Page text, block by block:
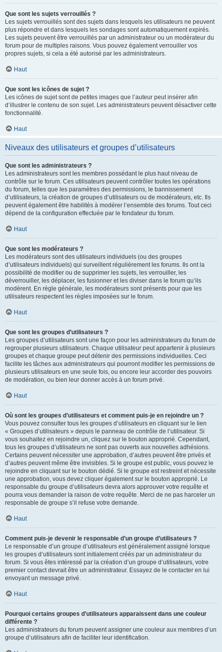
Que sont les sujets verrouillés ?
Les sujets verrouillés sont des sujets dans lesquels les utilisateurs ne peuvent
plus répondre et dans lesquels les sondages sont automatiquement expirés.
Les sujets peuvent être verrouillés par un administrateur ou un modérateur du
forum pour de multiples raisons. Vous pouvez également verrouiller vos
propres sujets, si cela a été autorisé par les administrateurs.
Haut
Que sont les icônes de sujet ?
Les icônes de sujet sont de petites images que l’auteur peut insérer afin
d’illustrer le contenu de son sujet. Les administrateurs peuvent désactiver cette
fonctionnalité.
Haut
Niveaux des utilisateurs et groupes d’utilisateurs
Que sont les administrateurs ?
Les administrateurs sont les membres possédant le plus haut niveau de
contrôle sur le forum. Ces utilisateurs peuvent contrôler toutes les opérations
du forum, telles que les paramètres des permissions, le bannissement
d’utilisateurs, la création de groupes d’utilisateurs ou de modérateurs, etc. Ils
peuvent également être habilités à modérer l’ensemble des forums. Tout ceci
dépend de la configuration effectuée par le fondateur du forum.
Haut
Que sont les modérateurs ?
Les modérateurs sont des utilisateurs individuels (ou des groupes
d’utilisateurs individuels) qui surveillent régulièrement les forums. Ils ont la
possibilité de modifier ou de supprimer les sujets, les verrouiller, les
déverrouiller, les déplacer, les fusionner et les diviser dans le forum qu’ils
modèrent. En règle générale, les modérateurs sont présents pour que les
utilisateurs respectent les règles imposées sur le forum.
Haut
Que sont les groupes d’utilisateurs ?
Les groupes d’utilisateurs sont une façon pour les administrateurs du forum de
regrouper plusieurs utilisateurs. Chaque utilisateur peut appartenir à plusieurs
groupes et chaque groupe peut détenir des permissions individuelles. Ceci
facilite les tâches aux administrateurs qui pourront modifier les permissions de
plusieurs utilisateurs en une seule fois, ou encore leur accorder des pouvoirs
de modération, ou bien leur donner accès à un forum privé.
Haut
Où sont les groupes d’utilisateurs et comment puis-je en rejoindre un ?
Vous pouvez consulter tous les groupes d’utilisateurs en cliquant sur le lien
« Groupes d’utilisateurs » depuis le panneau de contrôle de l’utilisateur. Si
vous souhaitez en rejoindre un, cliquez sur le bouton approprié. Cependant,
tous les groupes d’utilisateurs ne sont pas ouverts aux nouvelles adhésions.
Certains peuvent nécessiter une approbation, d’autres peuvent être privés et
d’autres peuvent même être invisibles. Si le groupe est public, vous pouvez le
rejoindre en cliquant sur le bouton dédié. Si le groupe est restreint et nécessite
une approbation, vous devez cliquer également sur le bouton approprié. Le
responsable du groupe d’utilisateurs devra alors approuver votre requête et
pourra vous demander la raison de votre requête. Merci de ne pas harceler un
responsable de groupe s’il refuse votre demande.
Haut
Comment puis-je devenir le responsable d’un groupe d’utilisateurs ?
Le responsable d’un groupe d’utilisateurs est généralement assigné lorsque
les groupes d’utilisateurs sont initialement créés par un administrateur du
forum. Si vous êtes intéressé par la création d’un groupe d’utilisateurs, votre
premier contact devrait être un administrateur. Essayez de le contacter en lui
envoyant un message privé.
Haut
Pourquoi certains groupes d’utilisateurs apparaissent dans une couleur
différente ?
Les administrateurs du forum peuvent assigner une couleur aux membres d’un
groupe d’utilisateurs afin de faciliter leur identification.